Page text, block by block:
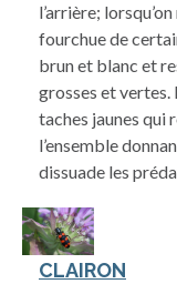
l’arrière;
fourchue de
brun et blanc et
grosses et
taches jaunes qui
l’ensemble
dissuade les
CLAIRON